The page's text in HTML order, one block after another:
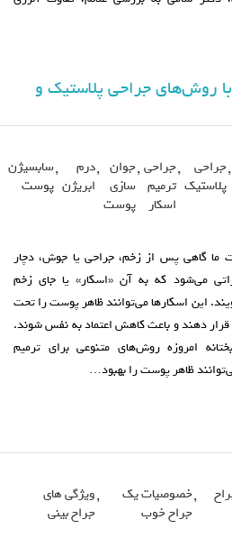
روش‌های جراحی پلاستیک و
,جراحی
پلاستیک
,جراحی
ترمیم
اسکار
,جوان
سازی
پوست
,درم
ابریژن
,سابسیژن
پوست
ما گاهی پس از زخم، جراحی یا جوش، دچار
می‌شود که به آن «اسکار» یا جای زخم
این اسکارها می‌توانند ظاهر پوست را تحت
قرار دهند و باعث کاهش اعتماد به نفس شوند.
امروزه روش‌های متنوعی برای ترمیم
ظاهر پوست را بهبود…
,خصوصیات یک
جراح خوب
,ویژگی های
جراح بینی